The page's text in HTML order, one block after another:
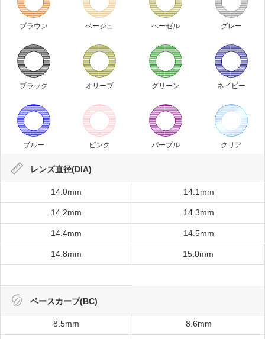
ブラウン ベージュ ヘーゼル グレー
ブラック オリーブ グリーン ネイビー
ブルー ピンク パープル クリア
レンズ直径(DIA)
14.0mm 14.1mm
14.2mm 14.3mm
14.4mm 14.5mm
14.8mm 15.0mm
ベースカーブ(BC)
8.5mm 8.6mm